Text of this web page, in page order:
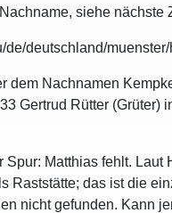
siehe
de/deutschland/
dem Nachnamen
Gertrud Rütter
Matthias fehlt.
Raststätte; das ist die
nicht gefunden. Kann